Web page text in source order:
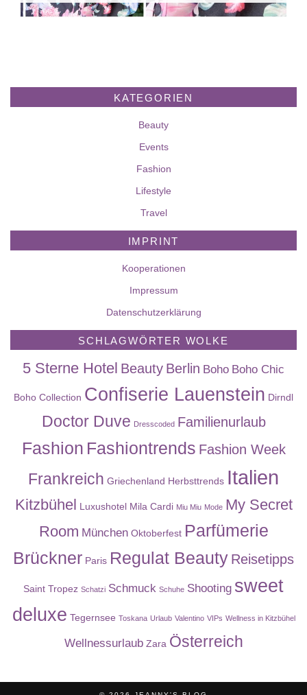
KATEGORIEN
Beauty
Events
Fashion
Lifestyle
Travel
IMPRINT
Kooperationen
Impressum
Datenschutzerklärung
SCHLAGWÖRTER WOLKE
5 Sterne Hotel Beauty Berlin Boho Boho Chic
Boho Collection Confiserie Lauenstein Dirndl
Doctor Duve Dresscoded Familienurlaub
Fashion Fashiontrends Fashion Week
Frankreich Griechenland Herbsttrends Italien
Kitzbühel Luxushotel Mila Cardi Miu Miu Mode My Secret
Room München Oktoberfest Parfümerie
Brückner Paris Regulat Beauty Reisetipps
Saint Tropez Schatzi Schmuck Schuhe Shooting sweet
deluxe Tegernsee Toskana Urlaub Valentino VIPs Wellness in Kitzbühel
Wellnessurlaub Zara Österreich